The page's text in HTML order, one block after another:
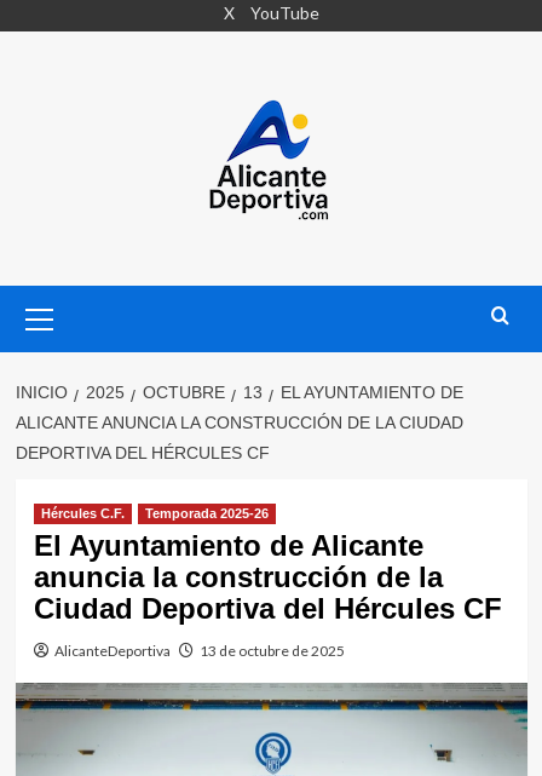
X YouTube
primario
INICIO 2025 OCTUBRE 13
EL AYUNTAMIENTO DE
ALICANTE ANUNCIA LA CONSTRUCCIÓN DE LA CIUDAD
DEPORTIVA DEL HÉRCULES CF
Hércules C.F. Temporada 2025-26
El Ayuntamiento de Alicante
anuncia la construcción de la
Ciudad Deportiva del Hércules CF
AlicanteDeportiva 13 de octubre de 2025